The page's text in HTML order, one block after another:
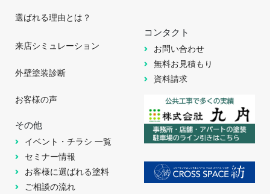
選ばれる理由とは？
来店シミュレーション
外壁塗装診断
お客様の声
その他
イベント・チラシ 一覧
セミナー情報
お客様に選ばれる塗料
ご相談の流れ
コンタクト
お問い合わせ
無料お見積もり
資料請求